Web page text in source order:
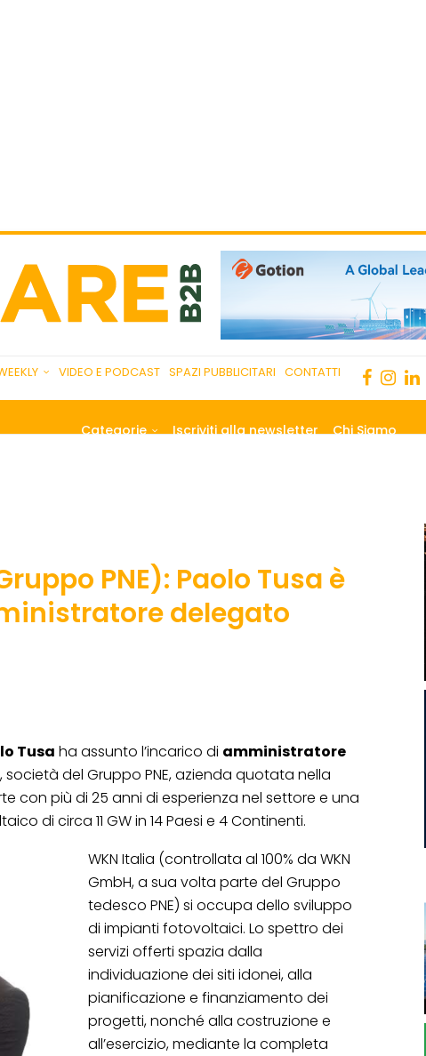
VIDEO E PODCAST SPAZI PUBBLICITARI CONTATTI
Categorie Iscriviti alla newsletter Chi Siamo
PNE): Paolo Tusa è
delegato
Tusa ha assunto l’incarico di amministratore
, società del Gruppo PNE, azienda quotata nella
con più di 25 anni di esperienza nel settore e una
di circa 11 GW in 14 Paesi e 4 Continenti.
WKN Italia (controllata al 100% da WKN
GmbH, a sua volta parte del Gruppo
tedesco PNE) si occupa dello sviluppo
di impianti fotovoltaici. Lo spettro dei
servizi offerti spazia dalla
individuazione dei siti idonei, alla
pianificazione e finanziamento dei
progetti, nonché alla costruzione e
all’esercizio, mediante la completa